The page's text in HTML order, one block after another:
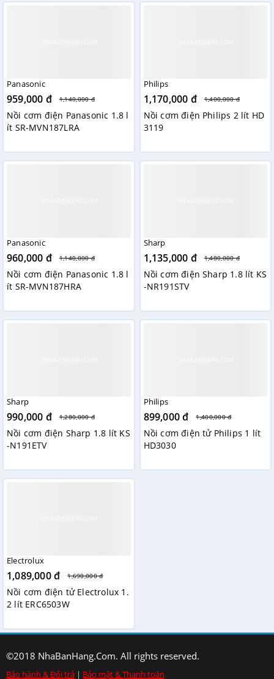
Panasonic
959,000 đ 1,140,000 đ
Nồi cơm điện Panasonic 1.8 l
ít SR-MVN187LRA
Philips
1,170,000 đ 1,400,000 đ
Nồi cơm điện Philips 2 lít HD
3119
Panasonic
960,000 đ 1,140,000 đ
Nồi cơm điện Panasonic 1.8 l
ít SR-MVN187HRA
Sharp
1,135,000 đ 1,480,000 đ
Nồi cơm điện Sharp 1.8 lít KS
-NR191STV
Sharp
990,000 đ 1,280,000 đ
Nồi cơm điện Sharp 1.8 lít KS
-N191ETV
Philips
899,000 đ 1,400,000 đ
Nồi cơm điện tử Philips 1 lít
HD3030
Electrolux
1,089,000 đ 1,690,000 đ
Nồi cơm điện tử Electrolux 1.
2 lít ERC6503W
©2018 NhaBanHang.Com. All rights reserved.
Bảo hành & Đổi trả | Bảo mật & Thanh toán